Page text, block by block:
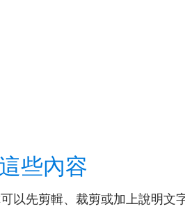
這些內容
以先剪輯、裁剪或加上說明文